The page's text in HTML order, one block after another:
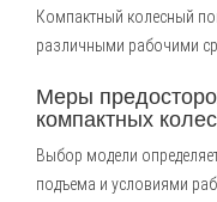
Компактный колесный
различными рабочими
Меры
компактных
Выбор модели
подъема и условиями